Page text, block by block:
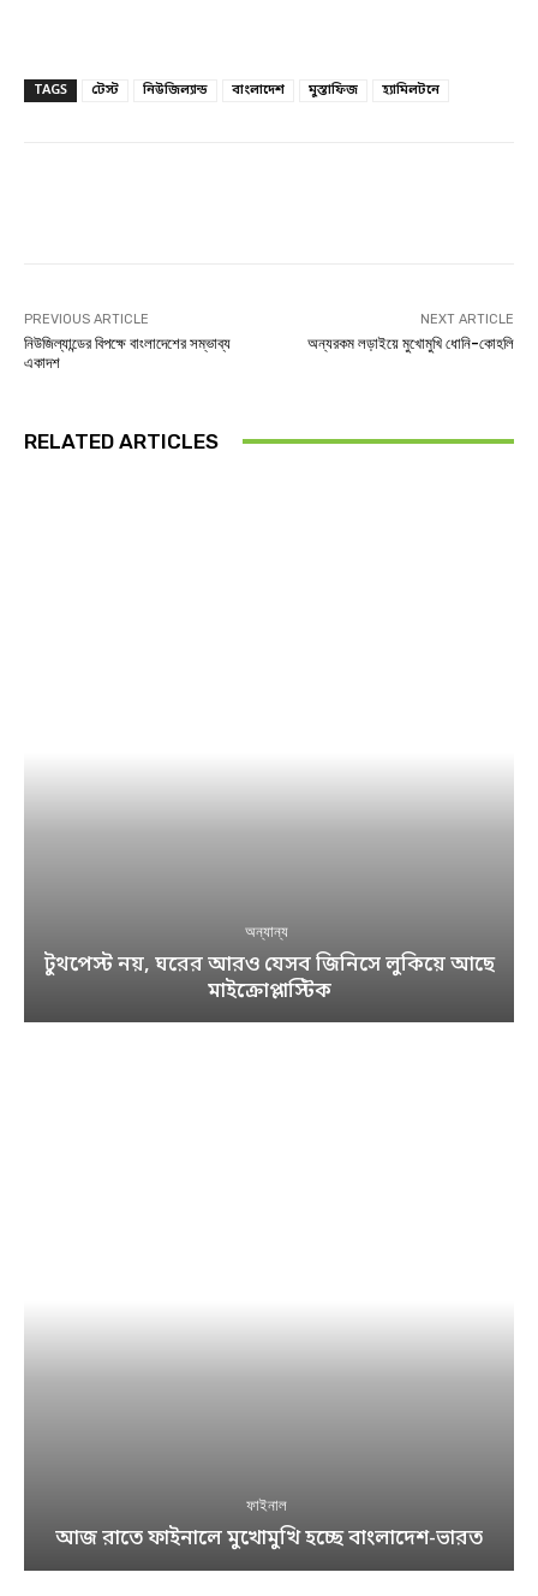
TAGS টেস্ট নিউজিল্যান্ড বাংলাদেশ মুস্তাফিজ হ্যামিলটনে
PREVIOUS ARTICLE
নিউজিল্যান্ডের বিপক্ষে বাংলাদেশের সম্ভাব্য
একাদশ
NEXT ARTICLE
অন্যরকম লড়াইয়ে মুখোমুখি ধোনি-কোহলি
RELATED ARTICLES
অন্যান্য
টুথপেস্ট নয়, ঘরের আরও যেসব জিনিসে লুকিয়ে আছে
মাইক্রোপ্লাস্টিক
ফাইনাল
আজ রাতে ফাইনালে মুখোমুখি হচ্ছে বাংলাদেশ-ভারত